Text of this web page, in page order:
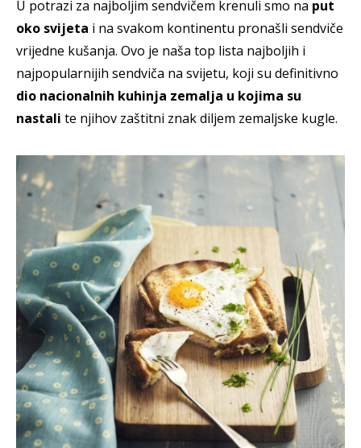
U potrazi za najboljim sendvičem krenuli smo na put
oko svijeta i na svakom kontinentu pronašli sendviče
vrijedne kušanja. Ovo je naša top lista najboljih i
najpopularnijih sendviča na svijetu, koji su definitivno
dio nacionalnih kuhinja zemalja u kojima su
nastali te njihov zaštitni znak diljem zemaljske kugle.